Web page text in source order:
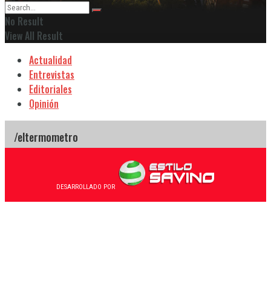
No Result
View All Result
Actualidad
Entrevistas
Editoriales
Opinión
DESARROLLADO POR